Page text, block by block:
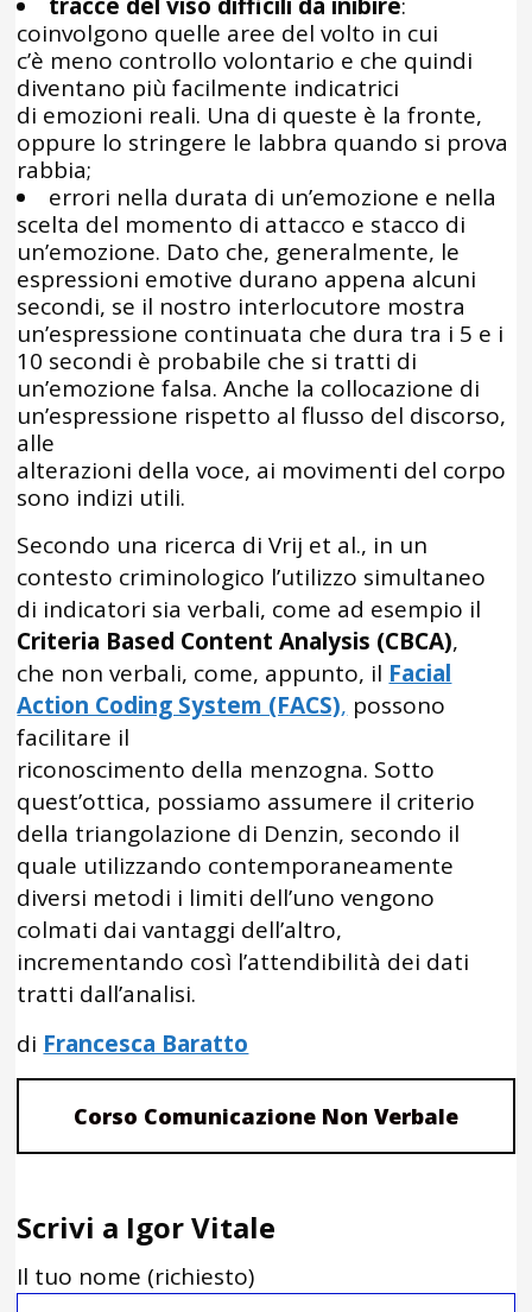
coinvolgono quelle aree del volto in cui
c’è meno controllo volontario e che quindi
diventano più facilmente indicatrici
di emozioni reali. Una di queste è la fronte,
oppure lo stringere le labbra quando si prova
rabbia;
errori nella durata di un’emozione e nella
scelta del momento di attacco e stacco di
un’emozione. Dato che, generalmente, le
espressioni emotive durano appena alcuni
secondi, se il nostro interlocutore mostra
un’espressione continuata che dura tra i 5 e i
10 secondi è probabile che si tratti di
un’emozione falsa. Anche la collocazione di
un’espressione rispetto al flusso del discorso,
alle
alterazioni della voce, ai movimenti del corpo
sono indizi utili.
Secondo una ricerca di Vrij et al., in un
contesto criminologico l’utilizzo simultaneo
di indicatori sia verbali, come ad esempio il
Criteria Based Content Analysis (CBCA),
che non verbali, come, appunto, il Facial
Action Coding System (FACS), possono
facilitare il
riconoscimento della menzogna. Sotto
quest’ottica, possiamo assumere il criterio
della triangolazione di Denzin, secondo il
quale utilizzando contemporaneamente
diversi metodi i limiti dell’uno vengono
colmati dai vantaggi dell’altro,
incrementando così l’attendibilità dei dati
tratti dall’analisi.
di Francesca Baratto
Corso Comunicazione Non Verbale
Scrivi a Igor Vitale
Il tuo nome (richiesto)